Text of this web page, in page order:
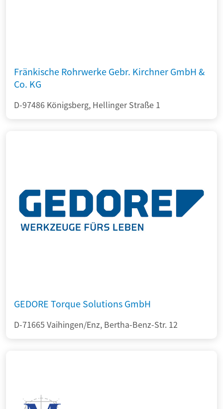
Fränkische Rohrwerke Gebr. Kirchner GmbH &
Co. KG
D-97486 Königsberg, Hellinger Straße 1
GEDORE Torque Solutions GmbH
D-71665 Vaihingen/Enz, Bertha-Benz-Str. 12